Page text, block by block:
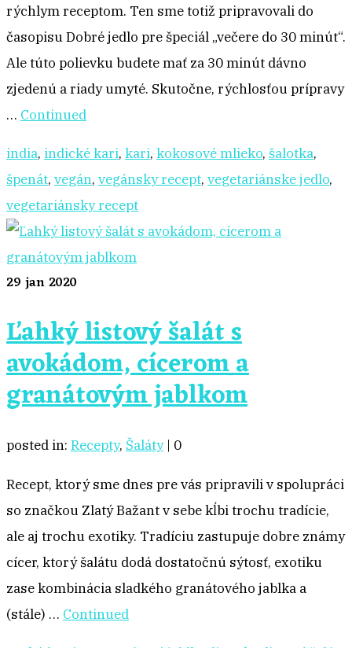
rýchlym receptom. Ten sme totiž pripravovali do
časopisu Dobré jedlo pre špeciál „večere do 30 minút“.
Ale túto polievku budete mať za 30 minút dávno
zjedenú a riady umyté. Skutočne, rýchlosťou prípravy
… Continued
india, indické kari, kari, kokosové mlieko, šalotka,
špenát, vegán, vegánsky recept, vegetariánske jedlo,
vegetariánsky recept
29 jan 2020
Ľahký listový šalát s
avokádom, cícerom a
granátovým jablkom
posted in: Recepty, Šaláty | 0
Recept, ktorý sme dnes pre vás pripravili v spolupráci
so značkou Zlatý Bažant v sebe kĺbi trochu tradície,
ale aj trochu exotiky. Tradíciu zastupuje dobre známy
cícer, ktorý šalátu dodá dostatočnú sýtosť, exotiku
zase kombinácia sladkého granátového jablka a
(stále) … Continued